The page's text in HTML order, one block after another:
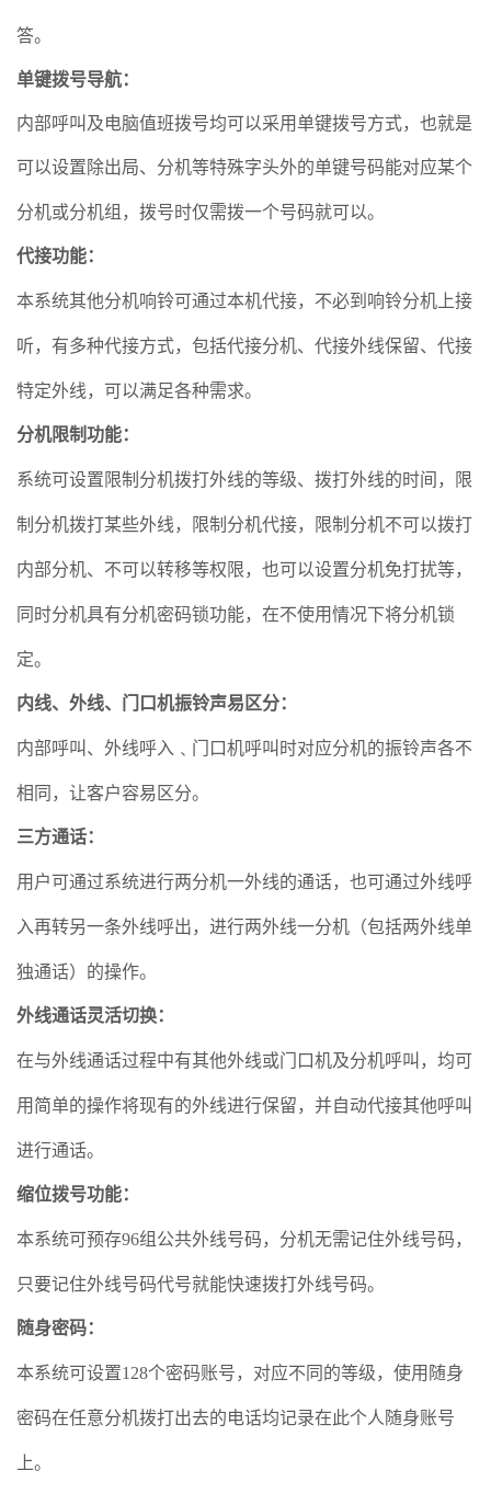
答。
单键拨号导航：
内部呼叫及电脑值班拨号均可以采用单键拨号方式，也就是
可以设置除出局、分机等特殊字头外的单键号码能对应某个
分机或分机组，拨号时仅需拨一个号码就可以。
代接功能：
本系统其他分机响铃可通过本机代接，不必到响铃分机上接
听，有多种代接方式，包括代接分机、代接外线保留、代接
特定外线，可以满足各种需求。
分机限制功能：
系统可设置限制分机拨打外线的等级、拨打外线的时间，限
制分机拨打某些外线，限制分机代接，限制分机不可以拨打
内部分机、不可以转移等权限，也可以设置分机免打扰等，
同时分机具有分机密码锁功能，在不使用情况下将分机锁
定。
内线、外线、门口机振铃声易区分：
内部呼叫、外线呼入﹑门口机呼叫时对应分机的振铃声各不
相同，让客户容易区分。
三方通话：
用 户可通过系统进行两分机一外线的通话，也可通过外线呼
入再转另一条外线呼出，进行两外线一分机（包括两外线单
独通话）的操作。
外线通话灵活切换：
在与外线通话过程中有其他外线或门口机及分机呼叫，均可
用简单的操作将现有的外线进行保留，并自动代接其他呼叫
进行通话。
缩位拨号功能：
本系统可预存96组公共外线号码，分机无需记住外线号码，
只要记住外线号码代号就能快速拨打外线号码。
随身密码：
本系统可设置128个密码账号，对应不同的等级，使用随身
密码在任意分机拨打出去的电话均记录在此个人随身账号
上。